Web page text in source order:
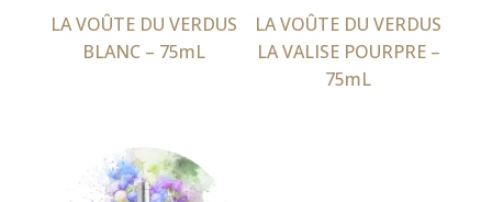
LA VOÛTE DU VERDUS
BLANC – 75mL
LA VOÛTE DU VERDUS
LA VALISE POURPRE –
75mL